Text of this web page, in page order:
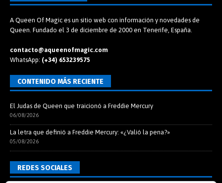
A Queen Of Magic es un sitio web con información y novedades de
Queen. Fundado el 3 de diciembre de 2000 en Tenerife, España.
contacto@aqueenofmagic.com
WhatsApp: (+34) 653239575
CONTENIDO MÁS RECIENTE
El Judas de Queen que traicionó a Freddie Mercury
06/08/2026
La letra que definió a Freddie Mercury: «¿Valió la pena?»
05/08/2026
REDES SOCIALES